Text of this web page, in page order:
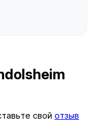
свой отзыв